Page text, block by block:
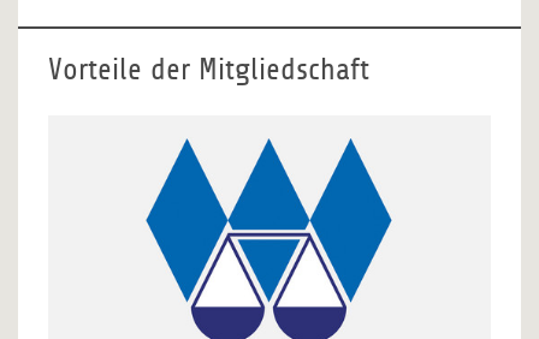
Vorteile der Mitgliedschaft